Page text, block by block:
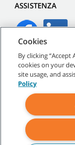
ASSISTENZA
2026 Tennant
Mappa del sito
Tutti i marchi e i
Cookies
By clicking
cookies on your
site usage, and
Policy